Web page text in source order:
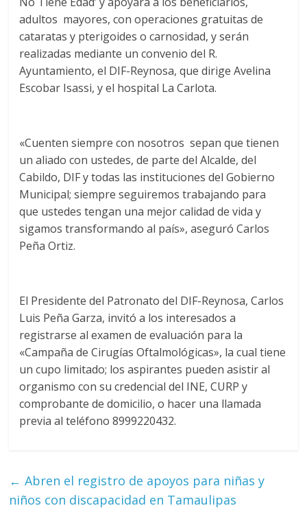
adultos mayores, con operaciones gratuitas de
cataratas y pterigoides o carnosidad, y serán
realizadas mediante un convenio del R.
Ayuntamiento, el DIF-Reynosa, que dirige Avelina
Escobar Isassi, y el hospital La Carlota.
«Cuenten siempre con nosotros sepan que tienen
un aliado con ustedes, de parte del Alcalde, del
Cabildo, DIF y todas las instituciones del Gobierno
Municipal; siempre seguiremos trabajando para
que ustedes tengan una mejor calidad de vida y
sigamos transformando al país», aseguró Carlos
Peña Ortiz.
El Presidente del Patronato del DIF-Reynosa, Carlos
Luis Peña Garza, invitó a los interesados a
registrarse al examen de evaluación para la
«Campaña de Cirugías Oftalmológicas», la cual tiene
un cupo limitado; los aspirantes pueden asistir al
organismo con su credencial del INE, CURP y
comprobante de domicilio, o hacer una llamada
previa al teléfono 8999220432.
← Abren el registro de apoyos para niñas y
niños con discapacidad en Tamaulipas